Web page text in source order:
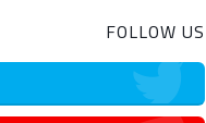
FOLLOW US